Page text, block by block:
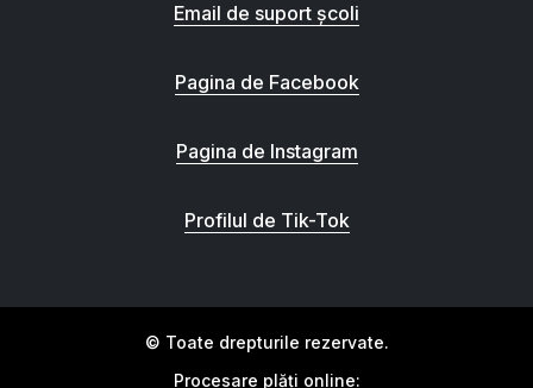
Email de suport școli
Pagina de Facebook
Pagina de Instagram
Profilul de Tik-Tok
© Toate drepturile rezervate.
Procesare plăți online: